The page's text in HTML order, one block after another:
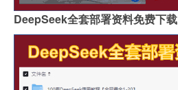
DeepSeek全套部署资料免费下载